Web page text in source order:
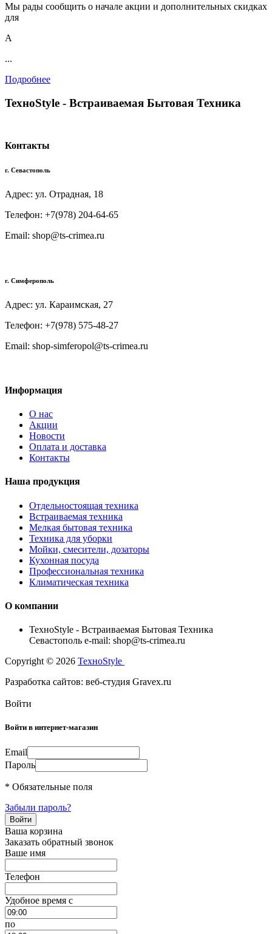
Мы рады сообщить о начале акции и дополнительных скидках
для
А
...
Подробнее
TexноStyle - Встраиваемая Бытовая Техника
Контакты
г. Севастополь
Адрес: ул. Отрадная, 18
Телефон: +7(978) 204-64-65
Email: shop@ts-crimea.ru
г. Симферополь
Адрес: ул. Караимская, 27
Телефон: +7(978) 575-48-27
Email: shop-simferopol@ts-crimea.ru
Информация
О нас
Акции
Новости
Оплата и доставка
Контакты
Наша продукция
Отдельностоящая техника
Встраиваемая техника
Мелкая бытовая техника
Техника для уборки
Мойки, смесители, дозаторы
Кухонная посуда
Профессиональная техника
Климатическая техника
О компании
TexноStyle - Встраиваемая Бытовая Техника
Севастополь e-mail: shop@ts-crimea.ru
Copyright © 2026 TexноStyle
Разработка сайтов: веб-студия Gravex.ru
Войти
Войти в интернет-магазин
Email
Пароль
* Обязательные поля
Забыли пароль?
Ваша корзина
Заказать обратный звонок
Ваше имя
Телефон
Удобное время c
по